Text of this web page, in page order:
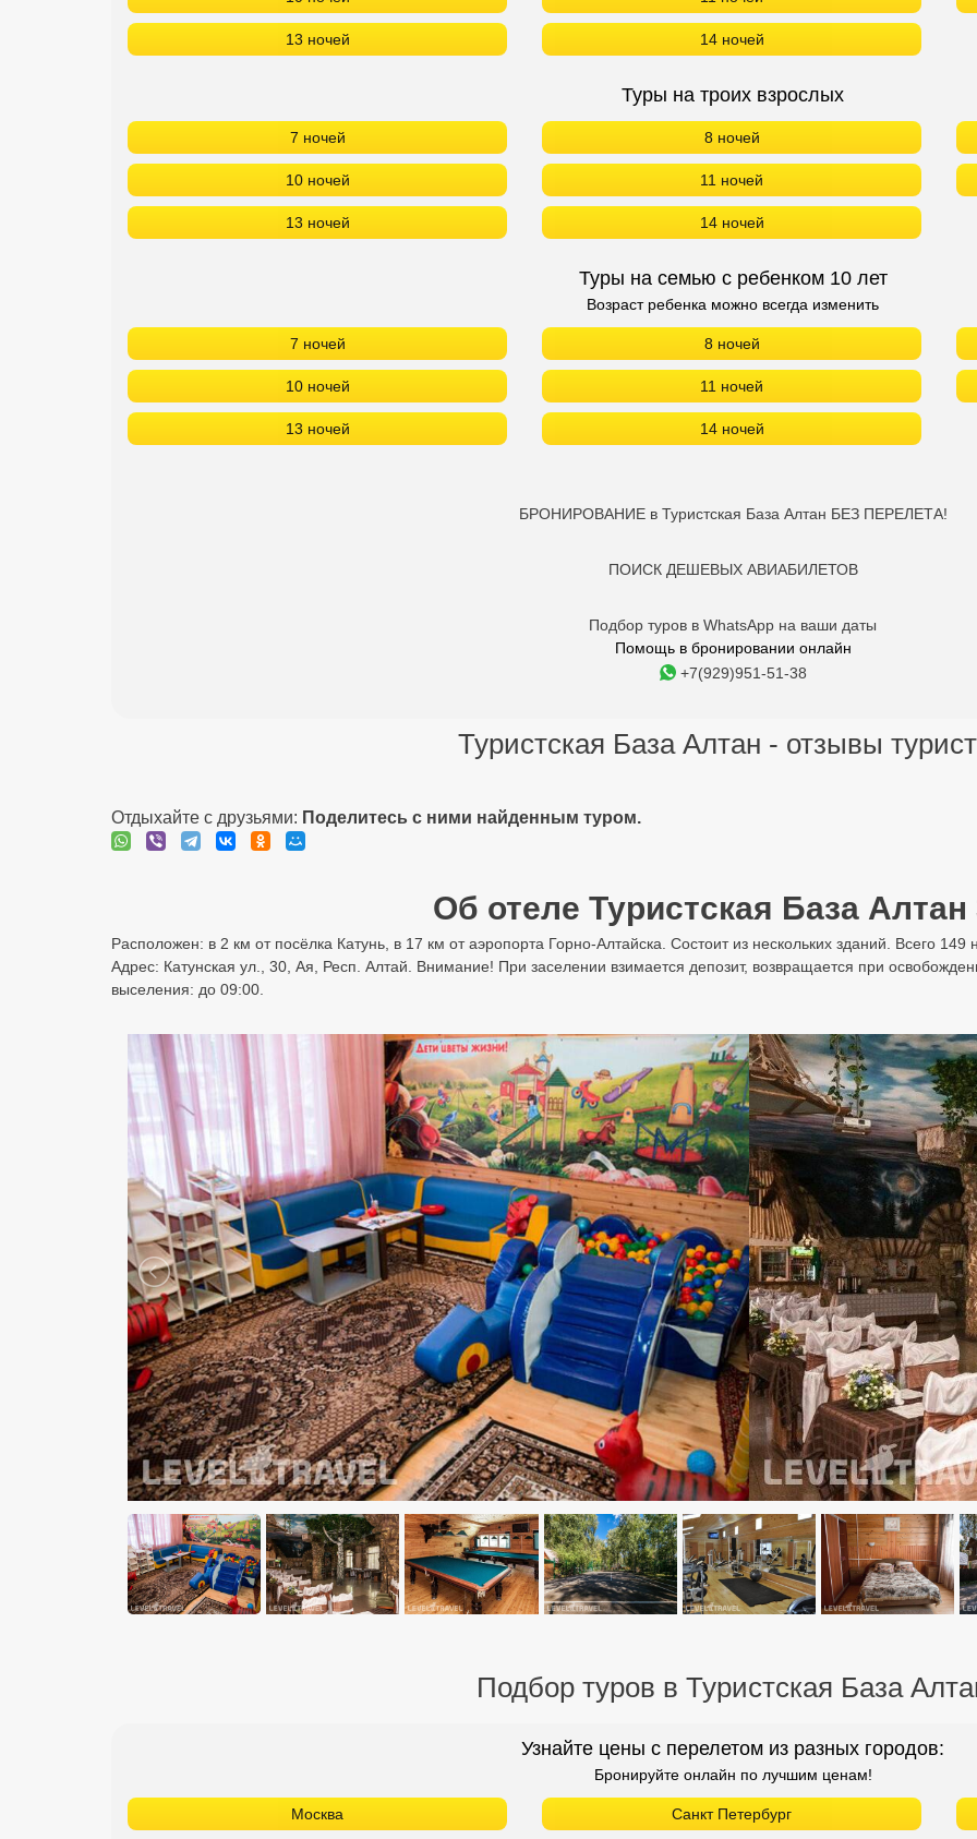
13 ночей 14 ночей
Туры на троих взрослых
7 ночей 8 ночей
10 ночей 11 ночей
13 ночей 14 ночей
Туры на семью с ребенком 10 лет
Возраст ребенка можно всегда изменить
7 ночей 8 ночей
10 ночей 11 ночей
13 ночей 14 ночей
БРОНИРОВАНИЕ в Туристская База Алтан БЕЗ ПЕРЕЛЕТА!
ПОИСК ДЕШЕВЫХ АВИАБИЛЕТОВ
Подбор туров в WhatsApp на ваши даты
Помощь в бронировании онлайн
+7(929)951-51-38
Туристская База Алтан - отзывы
Отдыхайте с друзьями: Поделитесь с ними найденным туром.
Об отеле Туристская База Алтан
Расположен: в 2 км от посёлка Катунь, в 17 км от аэропорта Горно-Алтайска. Состоит из нескольких зданий. Всего
Адрес: Катунская ул., 30, Ая, Респ. Алтай. Внимание! При заселении взимается депозит, возвращается при
выселения: до 09:00.
Подбор туров в Туристская База
Узнайте цены с перелетом из разных городов:
Бронируйте онлайн по лучшим ценам!
Москва Санкт Петербург